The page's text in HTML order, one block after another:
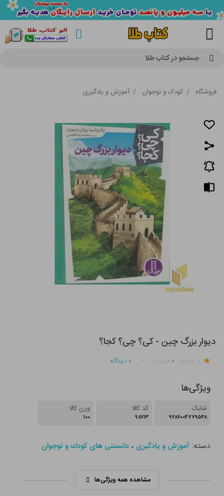
جستجو در کتاب طلا
فروشگاه / کودک و نوجوان / آموزش و یادگیری
دیوار بزرگ چین - کی؟ چی؟ کجا؟
. ۰ ۰ دیدگاه
ویژگی‌ها
شابک
۹۷۸۶۰۰۴۷۷۹۵۴۸
کد کالا
۹۸۷۱۳
وزن کالا
۱۰۰
دسته:آموزش و یادگیری ،دانستنی های كودك و نوجوان
مشاهده همه ویژگی‌ها